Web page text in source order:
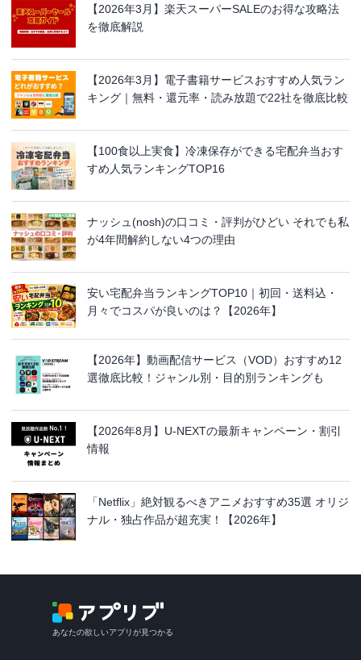
【2026年3月】楽天スーパーSALEのお得な攻略法
を徹底解説
【2026年3月】電子書籍サービスおすすめ人気ラン
キング｜無料・還元率・読み放題で22社を徹底比較
【100食以上実食】冷凍保存ができる宅配弁当おす
すめ人気ランキングTOP16
ナッシュ(nosh)の口コミ・評判がひどい それでも私
が4年間解約しない4つの理由
安い宅配弁当ランキングTOP10｜初回・送料込・
月々でコスパが良いのは？【2026年】
【2026年】動画配信サービス（VOD）おすすめ12
選徹底比較！ジャンル別・目的別ランキングも
【2026年8月】U-NEXTの最新キャンペーン・割引
情報
「Netflix」絶対観るべきアニメおすすめ35選 オリジ
ナル・独占作品が超充実！【2026年】
あなたの欲しいアプリが見つかる